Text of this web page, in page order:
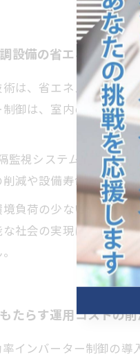
設備の省エネ性能
は、省エネルギー性能
御は、室内の温度変
監視システムは、設備
減や設備寿命の延長が
負荷の少ない冷媒の
社会の実現に向けた
たらす運用コストの
インバーター制御の導